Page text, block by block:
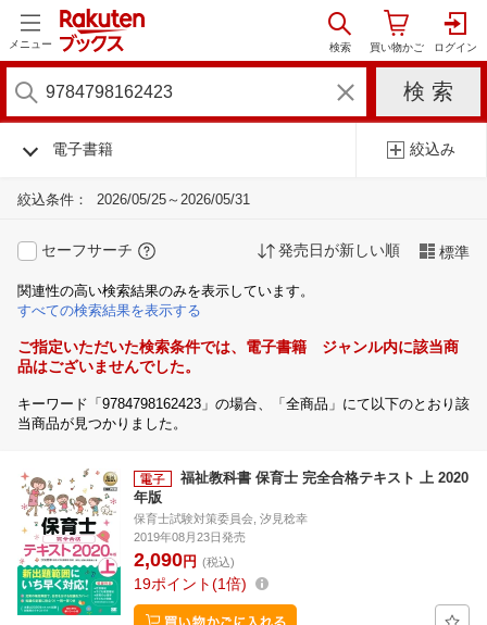
メニュー
電子書籍 絞込み
絞込条件： 2026/05/25～2026/05/31
セーフサーチ 発売日が新しい順 標準
関連性の高い検索結果のみを表示しています。
すべての検索結果を表示する
ご指定いただいた検索条件では、電子書籍 ジャンル内に該当商
品はございませんでした。
キーワード「9784798162423」の場合、「全商品」にて以下のとおり該
当商品が見つかりました。
福祉教科書 保育士 完全合格テキスト 上 2020
年版
保育士試験対策委員会, 汐見稔幸
2019年08月23日発売
2,090円 (税込)
19ポイント 1倍